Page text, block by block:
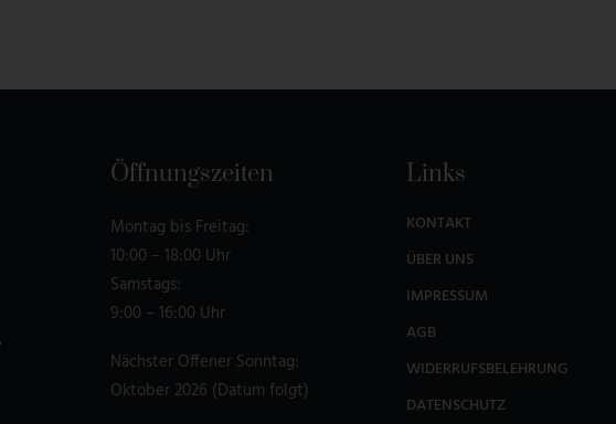
Öffnungszeiten
Montag bis Freitag:
10:00 – 18:00 Uhr
Samstags:
9:00 – 16:00 Uhr
Nächster Offener Sonntag:
Oktober 2026 (Datum folgt)
Links
KONTAKT
ÜBER UNS
IMPRESSUM
AGB
WIDERRUFSBELEHRUNG
DATENSCHUTZ